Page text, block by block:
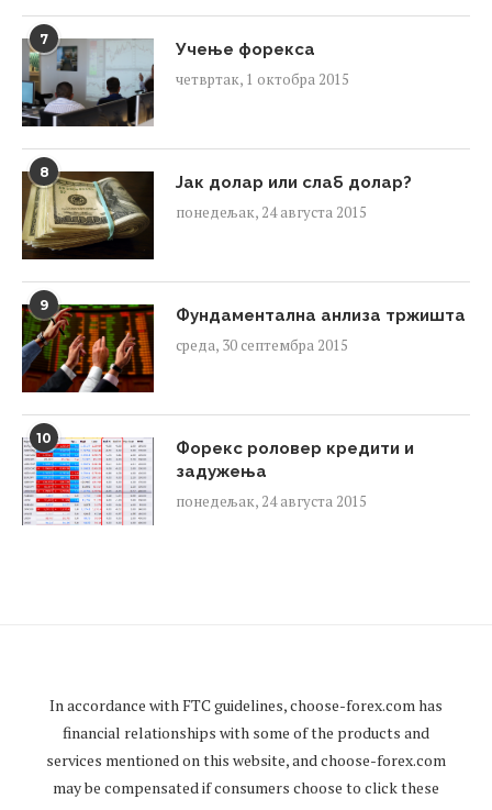
7
Учење форекса
четвртак, 1 октобра 2015
8
Јак долар или слаб долар?
понедељак, 24 августа 2015
9
Фундаментална анлиза тржишта
среда, 30 септембра 2015
10
Форекс роловер кредити и
задужења
понедељак, 24 августа 2015
In accordance with FTC guidelines,choose-forex.com has
financial relationships with some of the products and
services mentioned on this website, and choose-forex.com
may be compensated if consumers choose to click these